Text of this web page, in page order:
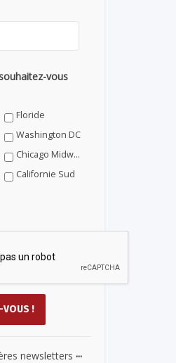
vous
Floride
Washington DC
Chicago Midwest
Californie Sud
newsletters ...